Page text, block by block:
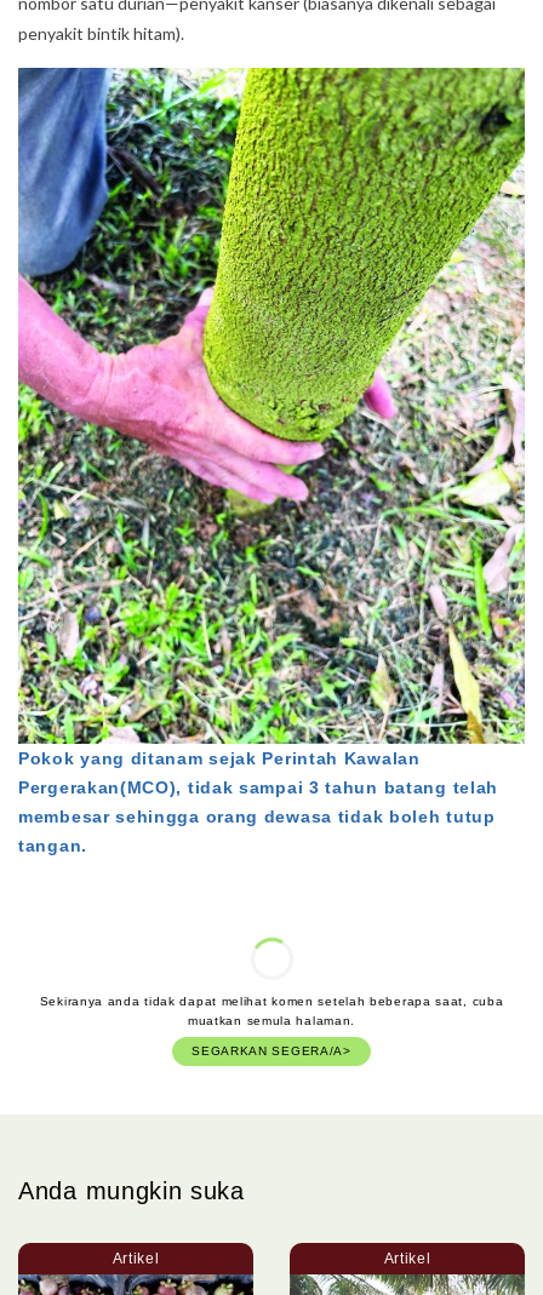
penyakit bintik hitam).
Pokok yang ditanam sejak Perintah Kawalan
Pergerakan(MCO), tidak sampai 3 tahun batang telah
membesar sehingga orang dewasa tidak boleh tutup
tangan.
Sekiranya anda tidak dapat melihat komen setelah beberapa saat, cuba
muatkan semula halaman.
SEGARKAN SEGERA/A>
Anda mungkin suka
Artikel Artikel